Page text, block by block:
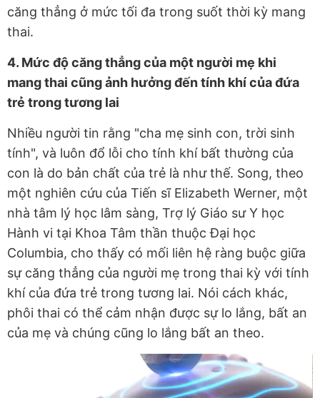
căng thẳng ở mức tối đa trong suốt thời kỳ mang
thai.
4. Mức độ căng thẳng của một người mẹ khi
mang thai cũng ảnh hưởng đến tính khí của đứa
trẻ trong tương lai
Nhiều người tin rằng "cha mẹ sinh con, trời sinh
tính", và luôn đổ lỗi cho tính khí bất thường của
con là do bản chất của trẻ là như thế. Song, theo
một nghiên cứu của Tiến sĩ Elizabeth Werner, một
nhà tâm lý học lâm sàng, Trợ lý Giáo sư Y học
Hành vi tại Khoa Tâm thần thuộc Đại học
Columbia, cho thấy có mối liên hệ ràng buộc giữa
sự căng thẳng của người mẹ trong thai kỳ với tính
khí của đứa trẻ trong tương lai. Nói cách khác,
phôi thai có thể cảm nhận được sự lo lắng, bất an
của mẹ và chúng cũng lo lắng bất an theo.